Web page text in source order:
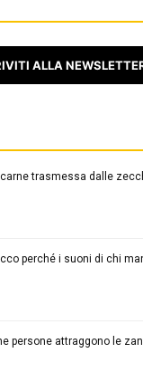
ALLA
trasmessa dalle
perché i suoni di chi
persone attraggono le